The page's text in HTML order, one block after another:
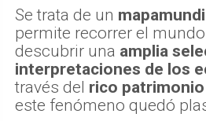
Se trata de un
permite recorrer el
descubrir una amplia
interpretaciones de los
través del rico
este fenómeno quedó